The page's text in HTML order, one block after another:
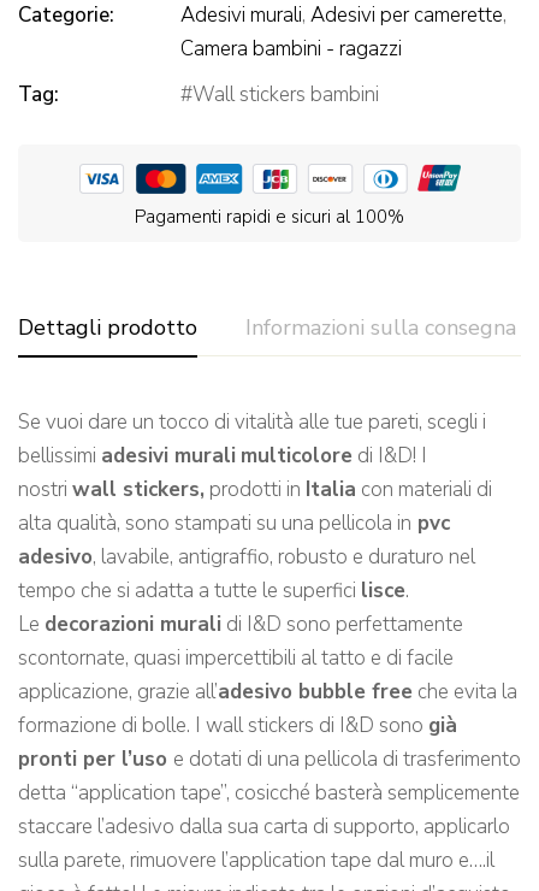
Categorie:
Adesivi murali, Adesivi per camerette,
Camera bambini - ragazzi
Tag:
Wall stickers bambini
Pagamenti rapidi e sicuri al 100%
Dettagli prodotto Informazioni sulla consegna
Se vuoi dare un tocco di vitalità alle tue pareti, scegli i
bellissimi adesivi murali multicolore di I&D! I
nostri wall stickers, prodotti in Italia con materiali di
alta qualità, sono stampati su una pellicola in pvc
adesivo, lavabile, antigraffio, robusto e duraturo nel
tempo che si adatta a tutte le superfici lisce.
Le decorazioni murali di I&D sono perfettamente
scontornate, quasi impercettibili al tatto e di facile
applicazione, grazie all’adesivo bubble free che evita la
formazione di bolle. I wall stickers di I&D sono già
pronti per l’uso e dotati di una pellicola di trasferimento
detta “application tape”, cosicché basterà semplicemente
staccare l’adesivo dalla sua carta di supporto, applicarlo
sulla parete, rimuovere l’application tape dal muro e….il